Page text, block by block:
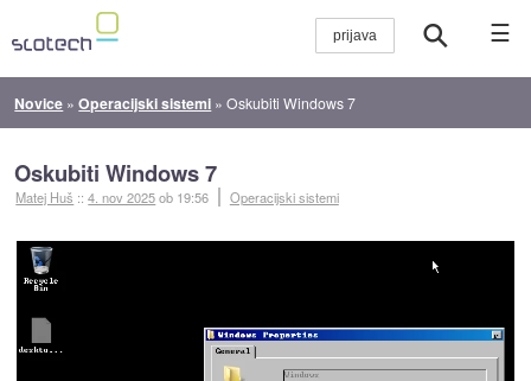
☰
Novice »Operacijski sistemi »Oskubiti Windows 7
Oskubiti Windows 7
Matej Huš ::4. nov 2025ob 19:56 Operacijski sistemi